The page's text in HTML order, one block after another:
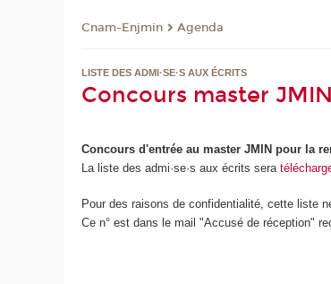
Cnam-Enjmin Agenda
LISTE DES ADMI·SE·S AUX ÉCRITS
Concours master JMIN
Concours d'entrée au master JMIN pour la
La liste des admi·se·s aux écrits sera
Pour des raisons de confidentialité, cette liste
Ce n° est dans le mail "Accusé de réception"